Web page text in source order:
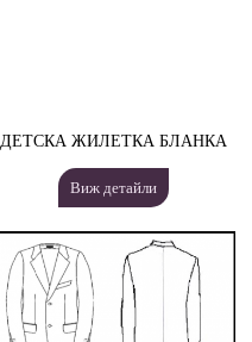
ДЕТСКА ЖИЛЕТКА БЛАНКА
Виж детайли